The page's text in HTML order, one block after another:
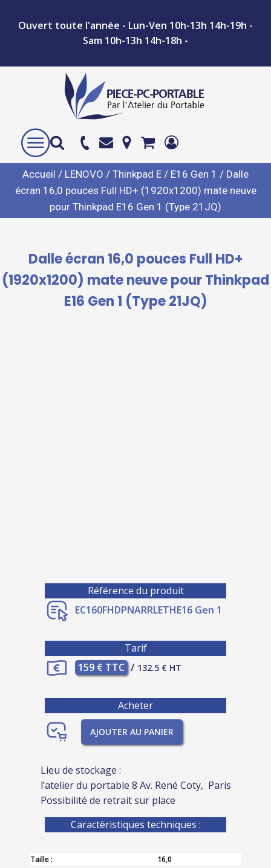
Ouvert toute l'année - Lun-Ven 10h-13h 14h-19h -
Sam 10h-13h 14h-18h -
Accueil / LENOVO / Thinkpad E / E16 Gen 1 / Dalle
écran 16,0 pouces Full HD+ (1920x1200) mate neuve
pour Thinkpad E16 Gen 1 (Type 21JQ)
Dalle écran 16,0 pouces Full HD+
(1920x1200) mate neuve pour Thinkpad
E16 Gen 1 (Type 21JQ)
Référence du produit
EC160FHDPNARRLETHE16 Gen 1
Tarif
159 € TTC / 132.5 € HT
Acheter
AJOUTER AU PANIER
Lieu de stockage :
l’atelier du portable 8 Av. René Coty, Paris
Possibilité de retrait sur place
Caractèristiques techniques :
Taille :
16,0